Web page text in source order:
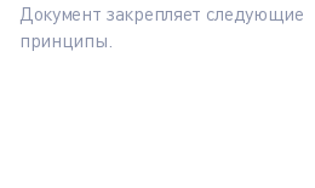
Документ закрепляет следующие
принципы.